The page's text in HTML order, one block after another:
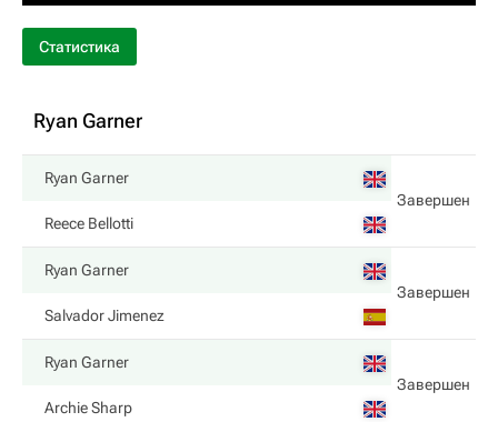
Статистика
Ryan Garner
Ryan Garner
Завершен
Reece Bellotti
Ryan Garner
Завершен
Salvador Jimenez
Ryan Garner
Завершен
Archie Sharp